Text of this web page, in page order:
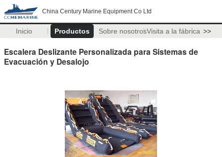
China Century Marine Equipment Co Ltd
Inicio Productos Sobre nosotrosVisita a la fábrica >>
Escalera Deslizante Personalizada para Sistemas de
Evacuación y Desalojo